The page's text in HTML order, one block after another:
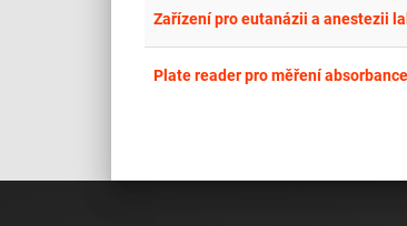
Zařízení pro eutanázii a anestezii
Plate reader pro měření